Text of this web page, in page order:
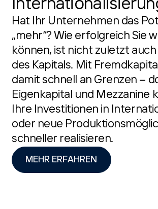
Hat Ihr Unternehmen das
„mehr“? Wie erfolgreich Sie
können, ist nicht zuletzt
des Kapitals. Mit
damit schnell an Grenzen –
Eigenkapital und Mezzanine
Ihre Investitionen in
oder neue
schneller realisieren.
MEHR ERFAHREN